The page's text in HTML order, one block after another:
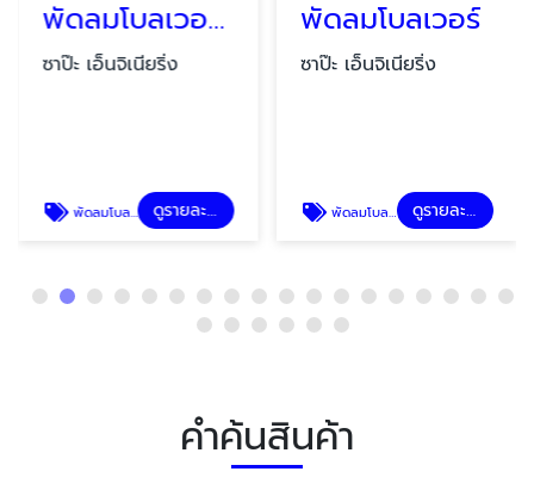
พัดลมโบลเวอร์แรงดันสูง
ซาป๊ะ เอ็นจิเนียริ่ง
พัดลมโบลเวอร์แรงดันสูง ดูรายละเอียด
พัดลมโบลเวอร์
ซาป๊ะ เอ็นจิเนียริ่ง
พัดลมโบลเวอร์ ดูรายละเอียด
คำค้นสินค้า